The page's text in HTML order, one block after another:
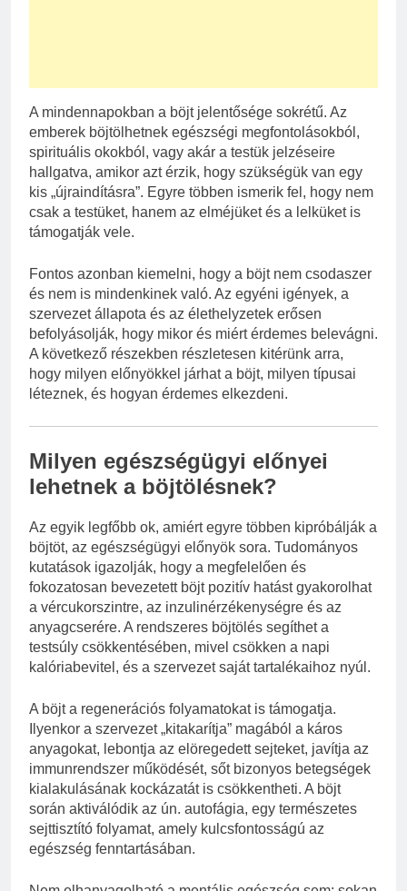
A mindennapokban a böjt jelentősége sokrétű. Az
emberek böjtölhetnek egészségi megfontolásokból,
spirituális okokból, vagy akár a testük jelzéseire
hallgatva, amikor azt érzik, hogy szükségük van egy
kis „újraindításra”. Egyre többen ismerik fel, hogy nem
csak a testüket, hanem az elméjüket és a lelküket is
támogatják vele.
Fontos azonban kiemelni, hogy a böjt nem csodaszer
és nem is mindenkinek való. Az egyéni igények, a
szervezet állapota és az élethelyzetek erősen
befolyásolják, hogy mikor és miért érdemes belevágni.
A következő részekben részletesen kitérünk arra,
hogy milyen előnyökkel járhat a böjt, milyen típusai
léteznek, és hogyan érdemes elkezdeni.
Milyen egészségügyi előnyei
lehetnek a böjtölésnek?
Az egyik legfőbb ok, amiért egyre többen kipróbálják a
böjtöt, az egészségügyi előnyök sora. Tudományos
kutatások igazolják, hogy a megfelelően és
fokozatosan bevezetett böjt pozitív hatást gyakorolhat
a vércukorszintre, az inzulinérzékenységre és az
anyagcserére. A rendszeres böjtölés segíthet a
testsúly csökkentésében, mivel csökken a napi
kalóriabevitel, és a szervezet saját tartalékaihoz nyúl.
A böjt a regenerációs folyamatokat is támogatja.
Ilyenkor a szervezet „kitakarítja” magából a káros
anyagokat, lebontja az elöregedett sejteket, javítja az
immunrendszer működését, sőt bizonyos betegségek
kialakulásának kockázatát is csökkentheti. A böjt
során aktiválódik az ún. autofágia, egy természetes
sejttisztító folyamat, amely kulcsfontosságú az
egészség fenntartásában.